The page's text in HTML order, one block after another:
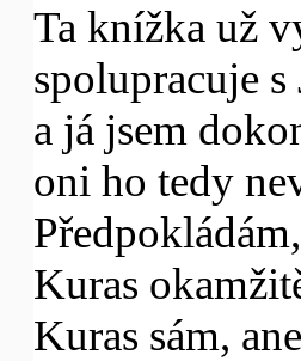
Ta knížka už
spolupracuje
a já jsem
oni ho tedy
Kuras
Kuras sám,